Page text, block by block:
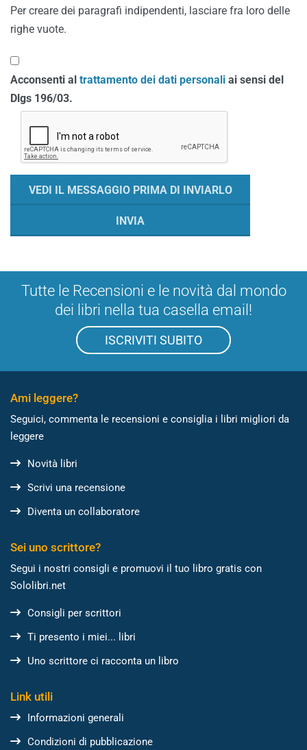
Per creare dei paragrafi indipendenti, lasciare fra loro delle
righe vuote.
Acconsenti al trattamento dei dati personali ai sensi del
Dlgs 196/03.
Tutte le Recensioni e le novità dal mondo
dei libri nella tua casella email!
ISCRIVITI SUBITO
Ami leggere?
Seguici, commenta le recensioni e consiglia i libri migliori da
leggere
Novità libri
Scrivi una recensione
Diventa un collaboratore
Sei uno scrittore?
Segui i nostri consigli e promuovi il tuo libro gratis con
Sololibri.net
Consigli per scrittori
Ti presento i miei... libri
Uno scrittore ci racconta un libro
Link utili
Informazioni generali
Condizioni di pubblicazione